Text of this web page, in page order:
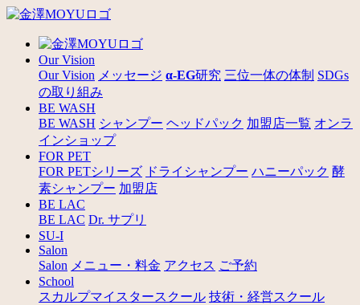
Our Vision
Our Vision メッセージ α-EG研究 三位一体の体制 SDGs
の取り組み
BE WASH
BE WASH シャンプー ヘッドパック 加盟店一覧 オンラ
インショップ
FOR PET
FOR PETシリーズ ドライシャンプー ハニーパック 酵
素シャンプー 加盟店
BE LAC
BE LAC Dr. サプリ
SU-I
Salon
Salon メニュー・料金 アクセス ご予約
School
スカルプマイスタースクール 技術・経営スクール